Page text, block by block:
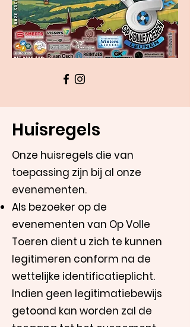
Huisregels
Onze huisregels die van
toepassing zijn bij al onze
evenementen.
Als bezoeker op de
evenementen van Op Volle
Toeren dient u zich te kunnen
legitimeren conform na de
wettelijke identificatieplicht.
Indien geen legitimatiebewijs
getoond kan worden zal de